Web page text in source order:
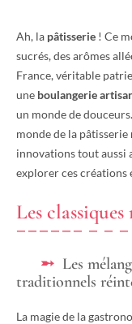
Ah, la pâtisserie ! Ce
sucrés, des arômes
France, véritable
une boulangerie
un monde de
monde de la pâtisserie
innovations tout aussi
explorer ces créations
Les classiques
Les
traditionnels
La magie de la